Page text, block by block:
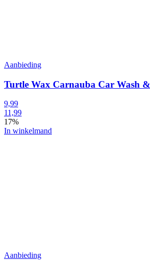
Aanbieding
Turtle Wax Carnauba Car Wash
9,99
11,99
17%
In winkelmand
Aanbieding